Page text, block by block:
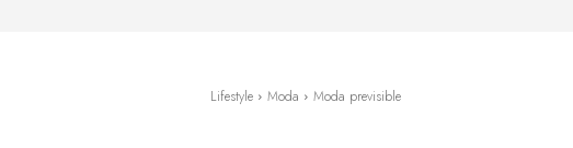
Lifestyle Moda Moda previsible